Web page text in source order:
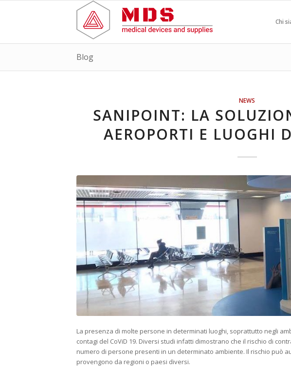
Chi
Blog
NEWS
SANIPOINT: LA
AEROPORTI E LUOGHI
La presenza di molte persone in determinati luoghi, soprattutto negli
contagi del CoViD 19. Diversi studi infatti dimostrano che il rischio di
numero di persone presenti in un determinato ambiente. Il rischio può
provengono da regioni o paesi diversi.